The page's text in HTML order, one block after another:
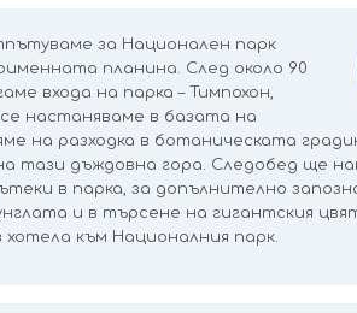
за Национален парк
планина. След около 90
входа на парка – Тимпохон,
настаняваме в базата на
на разходка в ботаническата
тази дъждовна гора. Следобед ще
в парка, за допълнително
и в търсене на гигантския
към Националния парк.